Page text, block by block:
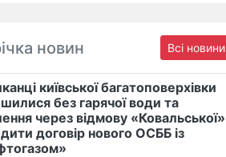
новин Всі новини
київської багатоповерхівки
без гарячої води та
через відмову «Ковальської»
договір нового ОСББ із